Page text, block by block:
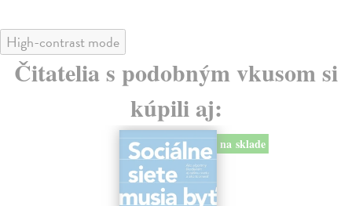
High-contrast mode
Čitatelia s podobným vkusom si
kúpili aj:
na sklade